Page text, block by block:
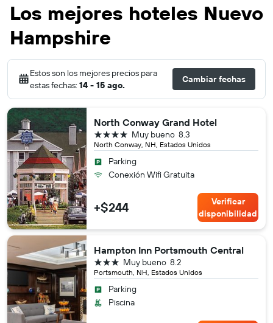
Los mejores hoteles Nuevo
Hampshire
Estos son los mejores precios para
estas fechas: 14 - 15 ago.
Cambiar fechas
North Conway Grand Hotel
North Conway, NH, Estados Unidos
8.3
Muy bueno
4 estrellas
Parking
Conexión Wifi Gratuita
+$244
Verificar
disponibilidad
Hampton Inn Portsmouth Central
Portsmouth, NH, Estados Unidos
8.2
Muy bueno
3 estrellas
Parking
Piscina